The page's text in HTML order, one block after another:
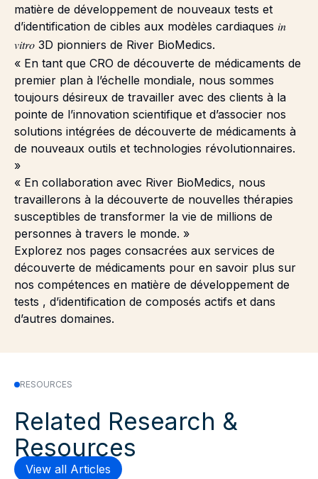
matière de développement de nouveaux tests et
d’identification de cibles aux modèles cardiaques in
vitro 3D pionniers de River BioMedics.
« En tant que CRO de découverte de médicaments de
premier plan à l’échelle mondiale, nous sommes
toujours désireux de travailler avec des clients à la
pointe de l’innovation scientifique et d’associer nos
solutions intégrées de découverte de médicaments à
de nouveaux outils et technologies révolutionnaires.
»
« En collaboration avec River BioMedics, nous
travaillerons à la découverte de nouvelles thérapies
susceptibles de transformer la vie de millions de
personnes à travers le monde. »
Explorez nos pages consacrées aux services de
découverte de médicaments pour en savoir plus sur
nos compétences en matière de développement de
tests , d’identification de composés actifs et dans
d’autres domaines.
RESOURCES
Related Research &
Resources
View all Articles